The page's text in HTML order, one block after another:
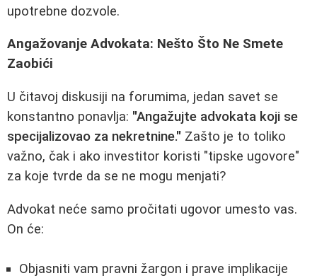
upotrebne dozvole.
Angažovanje Advokata: Nešto Što Ne Smete
Zaobići
U čitavoj diskusiji na forumima, jedan savet se
konstantno ponavlja: "Angažujte advokata koji se
specijalizovao za nekretnine." Zašto je to toliko
važno, čak i ako investitor koristi "tipske ugovore"
za koje tvrde da se ne mogu menjati?
Advokat neće samo pročitati ugovor umesto vas.
On će:
Objasniti vam pravni žargon i prave implikacije